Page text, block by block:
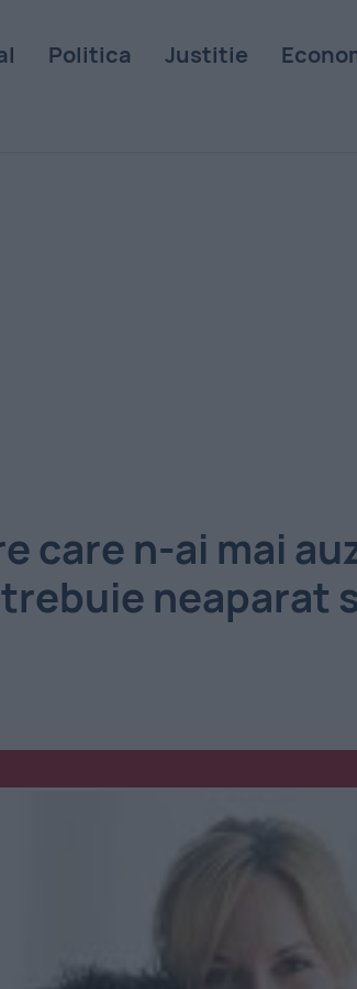
Politica Justitie
care n-ai mai
neaparat